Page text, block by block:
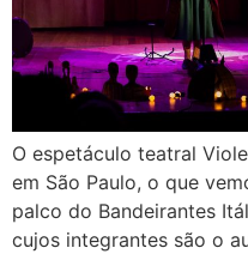
O espetáculo teatral
em São Paulo, o que
palco do Bandeirantes
cujos integrantes são o